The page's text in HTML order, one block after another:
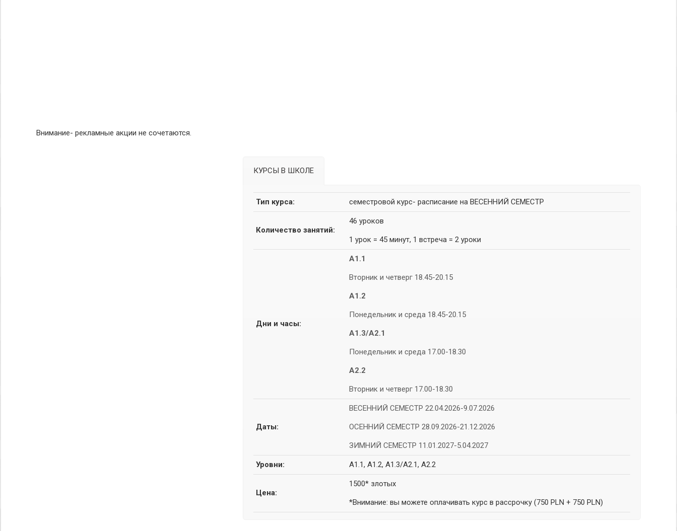
Внимание- рекламные акции не сочетаются.
КУРСЫ В ШКОЛЕ
Тип курса: семестровой курс- расписание на ВЕСЕННИЙ СЕМЕСТР
Количество занятий:
46 уроков
1 урок = 45 минут, 1 встреча = 2 уроки
Дни и часы:
A1.1
Вторник и четверг 18.45-20.15
A1.2
Понедельник и среда 18.45-20.15
A1.3/A2.1
Понедельник и среда 17.00-18.30
A2.2
Вторник и четверг 17.00-18.30
Даты:
ВЕСЕННИЙ СЕМЕСТР 22.04.2026-9.07.2026
ОСЕННИЙ СЕМЕСТР 28.09.2026-21.12.2026
ЗИМНИЙ СЕМЕСТР 11.01.2027-5.04.2027
Уровни: A1.1, A1.2, A1.3/A2.1, A2.2
Цена:
1500* злотых
*Внимание: вы можете оплачивать курс в рассрочку (750 PLN + 750 PLN)